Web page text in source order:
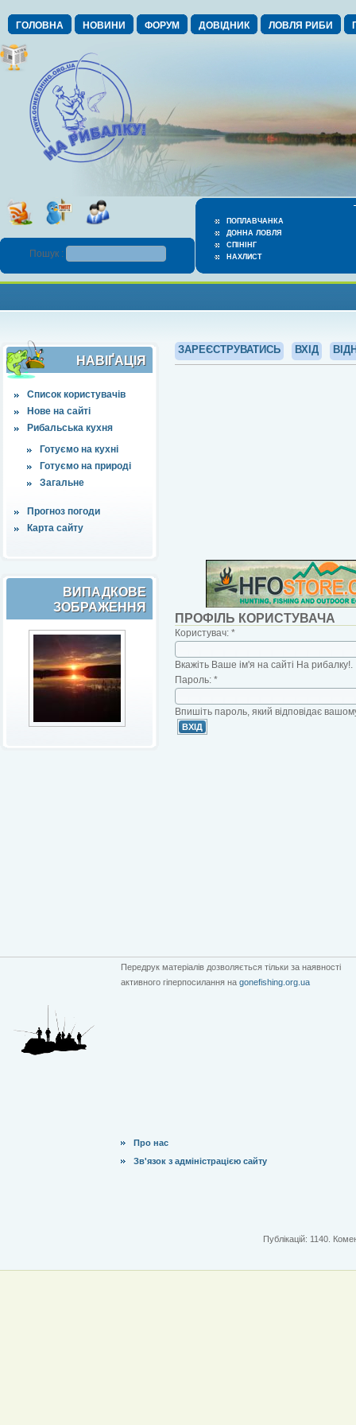
ГОЛОВНА НОВИНИ ФОРУМ ДОВІДНИК ЛОВЛЯ РИБИ
ПОПЛАВЧАНКА
ДОННА ЛОВЛЯ
СПІНІНГ
НАХЛИСТ
Пошук :
НАВІҐАЦІЯ
Список користувачів
Нове на сайті
Рибальська кухня
Готуємо на кухні
Готуємо на природі
Загальне
Прогноз погоди
Карта сайту
ВИПАДКОВЕ
ЗОБРАЖЕННЯ
ЗАРЕЄСТРУВАТИСЬ ВХІД
ПРОФІЛЬ КОРИСТУВАЧА
Користувач: *
Вкажіть Ваше ім'я на сайті На рибалку!.
Пароль: *
Впишіть пароль, який відповідає
Передрук матеріалів дозволяється тільки за наявності
активного гіперпосилання на gonefishing.org.ua
Про нас
Зв'язок з адміністрацією сайту
Публікацій: 1140.